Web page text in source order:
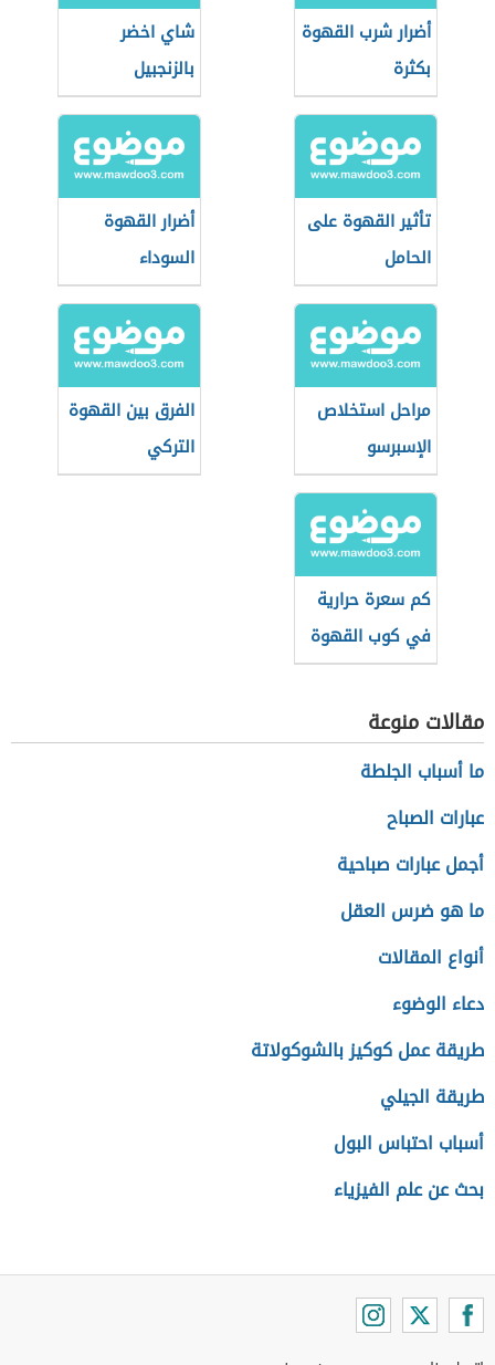
أضرار شرب القهوة
بكثرة
شاي اخضر
بالزنجبيل
تأثير القهوة على
الحامل
أضرار القهوة
السوداء
مراحل استخلاص
الإسبرسو
الفرق بين القهوة
التركي
والإسبريسو
كم سعرة حرارية
في كوب القهوة
سريعة التحضير
مقالات منوعة
ما أسباب الجلطة
عبارات الصباح
أجمل عبارات صباحية
ما هو ضرس العقل
أنواع المقالات
دعاء الوضوء
طريقة عمل كوكيز بالشوكولاتة
طريقة الجيلي
أسباب احتباس البول
بحث عن علم الفيزياء